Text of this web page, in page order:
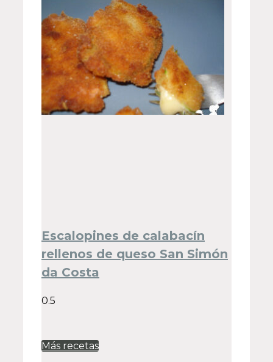
Escalopines de calabacín
rellenos de queso San Simón
da Costa
Más recetas